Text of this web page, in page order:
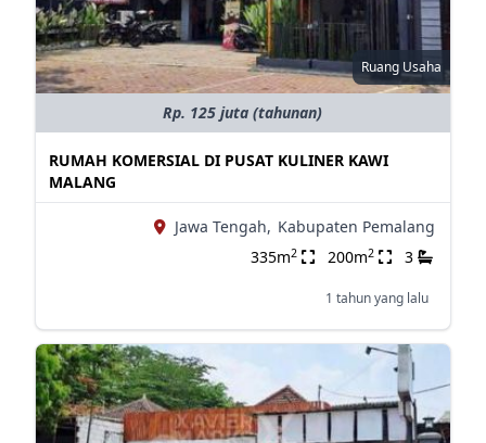
Ruang Usaha
Rp. 125 juta (tahunan)
RUMAH KOMERSIAL DI PUSAT KULINER KAWI
MALANG
Jawa Tengah, Kabupaten Pemalang
335m2 200m2 3
1 tahun yang lalu